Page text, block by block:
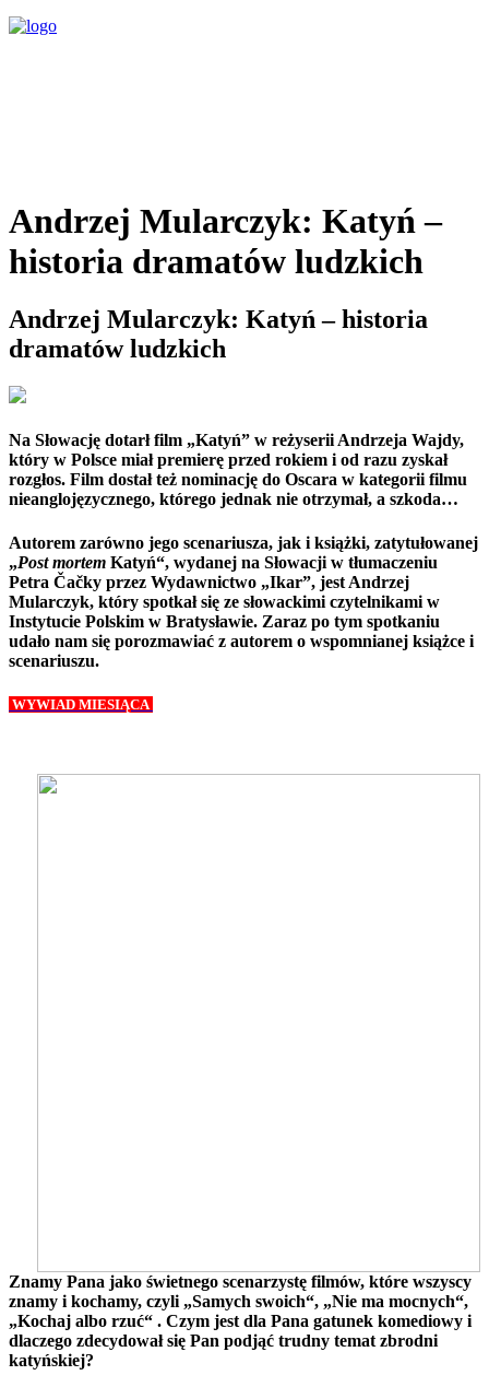
Andrzej Mularczyk: Katyń –
historia dramatów ludzkich
Andrzej Mularczyk: Katyń – historia
dramatów ludzkich
Na Słowację dotarł film „Katyń” w reżyserii Andrzeja Wajdy,
który w Polsce miał premierę przed rokiem i od razu zyskał
rozgłos. Film dostał też nominację do Oscara w kategorii filmu
nieanglojęzycznego, którego jednak nie otrzymał, a szkoda…
Autorem zarówno jego scenariusza, jak i książki, zatytułowanej
„Post mortem Katyń“, wydanej na Słowacji w tłumaczeniu
Petra Čačky przez Wydawnictwo „Ikar”, jest Andrzej
Mularczyk, który spotkał się ze słowackimi czytelnikami w
Instytucie Polskim w Bratysławie. Zaraz po tym spotkaniu
udało nam się porozmawiać z autorem o wspomnianej książce i
scenariuszu.
WYWIAD MIESIĄCA
Znamy Pana jako świetnego scenarzystę filmów, które wszyscy
znamy i kochamy, czyli „Samych swoich“, „Nie ma mocnych“,
„Kochaj albo rzuć“ . Czym jest dla Pana gatunek komediowy i
dlaczego zdecydował się Pan podjąć trudny temat zbrodni
katyńskiej?